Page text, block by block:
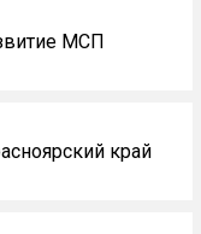
МСП
край